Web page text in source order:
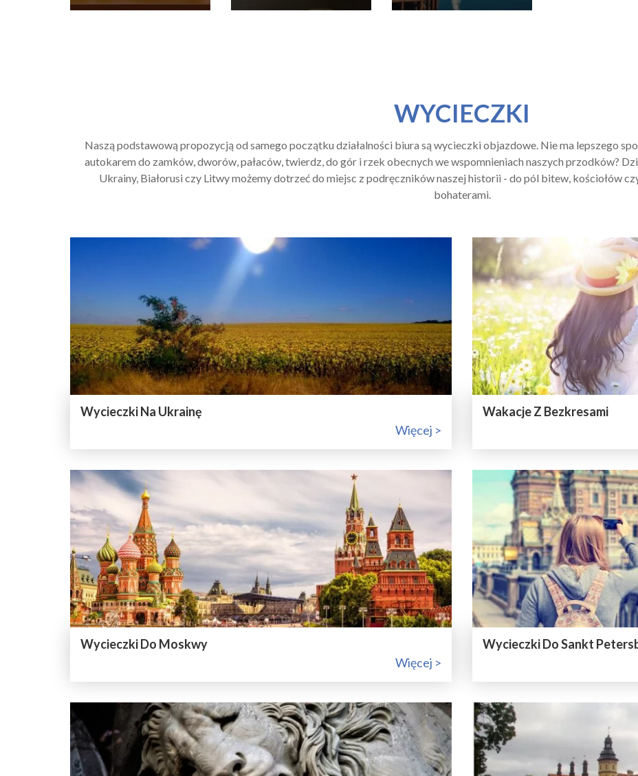
WYCIECZKI
Naszą podstawową propozycją od samego początku działalności biura są wycieczki objazdowe. Nie ma lepszego
autokarem do zamków, dworów, pałaców, twierdz, do gór i rzek obecnych we wspomnieniach naszych przodków?
Ukrainy, Białorusi czy Litwy możemy dotrzeć do miejsc z podręczników naszej historii - do pól bitew, kościołów
bohaterami.
Wycieczki Na Ukrainę
Więcej >
Wakacje Z Bezkresami
Wycieczki Do Moskwy
Więcej >
Wycieczki Do Sankt